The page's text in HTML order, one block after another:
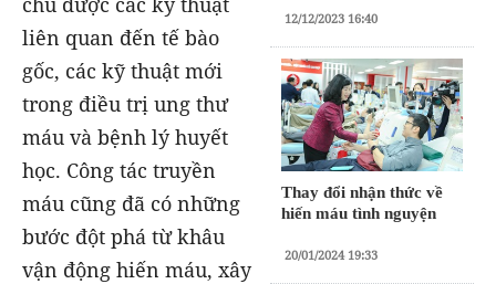
12/12/2023 16:40
Thay đổi nhận thức về
hiến máu tình nguyện
20/01/2024 19:33
liên quan đến tế bào
gốc, các kỹ thuật mới
trong điều trị ung thư
máu và bệnh lý huyết
học. Công tác truyền
máu cũng đã có những
bước đột phá từ khâu
vận động hiến máu, xây